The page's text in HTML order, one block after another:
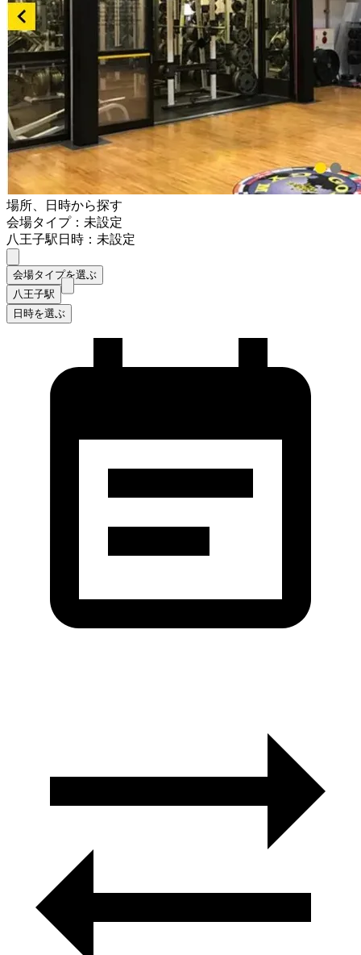
場所、日時から探す
会場タイプ：未設定
八王子駅日時：未設定
会場タイプを選ぶ
八王子駅
日時を選ぶ